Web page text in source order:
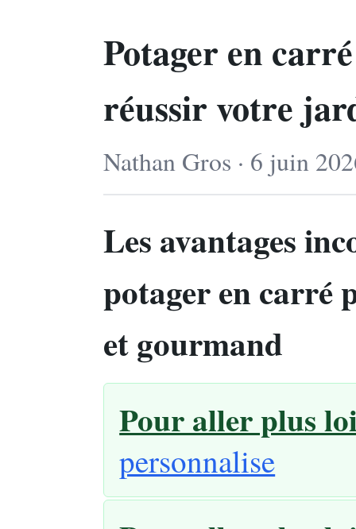
Potager en
réussir votre
Nathan Gros · 6 juin
Les avantages
potager en carré
et gourmand
Pour aller plus
personnalise